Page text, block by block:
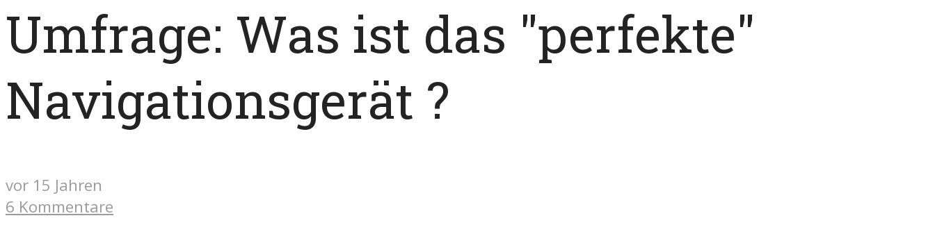
Umfrage: Was ist das "perfekte"
Navigationsgerät ?
vor 15 Jahren
6 Kommentare